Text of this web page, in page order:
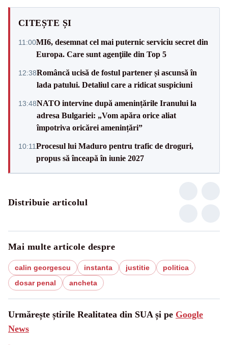
CITEȘTE ȘI
11:00MI6, desemnat cel mai puternic serviciu secret din
Europa. Care sunt agenţiile din Top 5
12:38Româncă ucisă de fostul partener și ascunsă în
lada patului. Detaliul care a ridicat suspiciuni
13:48NATO intervine după amenințările Iranului la
adresa Bulgariei: „Vom apăra orice aliat
împotriva oricărei amenințări”
10:11Procesul lui Maduro pentru trafic de droguri,
propus să înceapă în iunie 2027
Distribuie articolul
Mai multe articole despre
calin georgescu instanta justitie
politica
dosar penal
ancheta
Urmărește știrile Realitatea din SUA și pe Google
News